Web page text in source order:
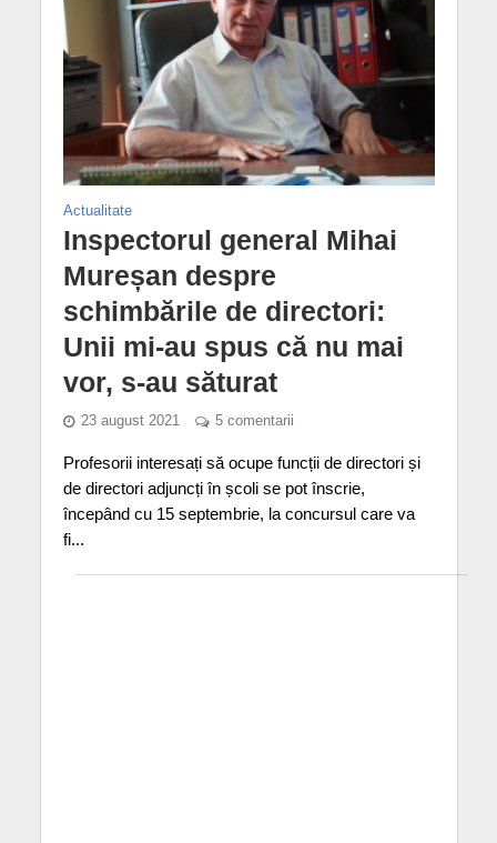
Actualitate
Inspectorul general Mihai
Mureșan despre
schimbările de directori:
Unii mi-au spus că nu mai
vor, s-au săturat
23 august 2021 5 comentarii
Profesorii interesați să ocupe funcții de directori și
de directori adjuncți în școli se pot înscrie,
începând cu 15 septembrie, la concursul care va
fi...